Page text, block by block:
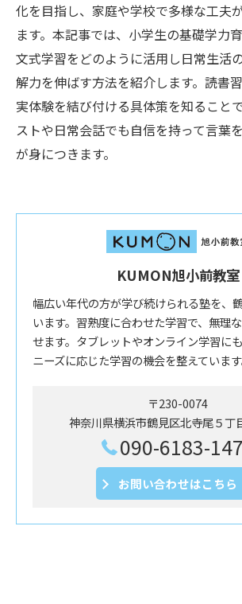
化を目指し、家庭や学校で多様な工夫
ます。本記事では、小学生の基礎学力
文式学習をどのように活用し日常生活
解力を伸ばす方法を紹介します。読書
実体験を結び付ける具体策を知ること
ストや日常会話でも自信を持って言葉
が身につきます。
KUMON旭小前教室
幅広い年代の方が学び続けられる塾を、
います。習熟度に合わせた学習で、無理
せます。タブレットやオンライン学習に
ニーズに応じた学習の機会を整えています
〒230-0074
神奈川県横浜市鶴見区北寺尾５丁
090-6183-
お問い合わせはこちら